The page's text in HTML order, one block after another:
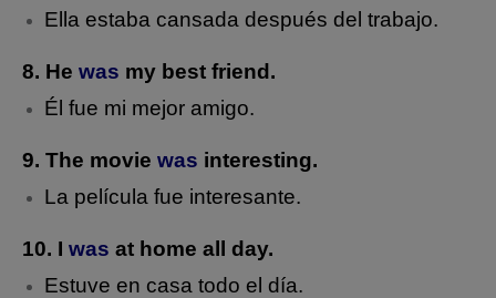
Ella estaba cansada después del trabajo.
8. He was my best friend.
Él fue mi mejor amigo.
9. The movie was interesting.
La película fue interesante.
10. I was at home all day.
Estuve en casa todo el día.